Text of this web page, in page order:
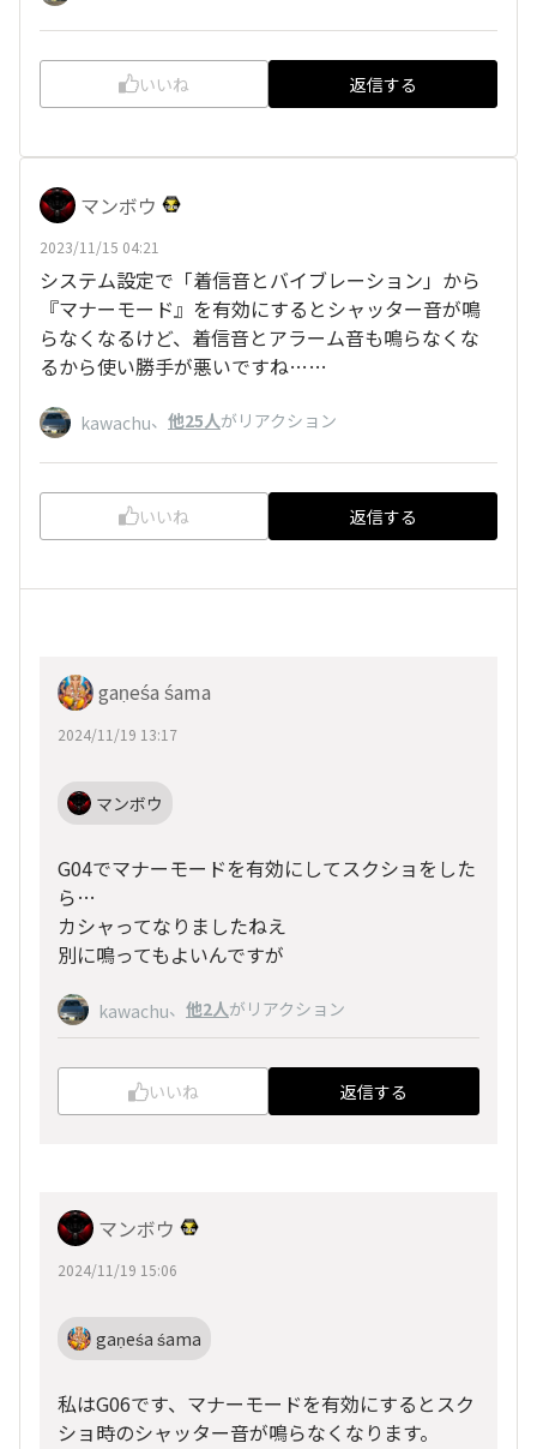
いいね 返信する
マンボウ
2023/11/15 04:21
システム設定で「着信音とバイブレーション」から
『マナーモード』を有効にするとシャッター音が鳴
らなくなるけど、着信音とアラーム音も鳴らなくな
るから使い勝手が悪いですね……
kawachu、 他25人がリアクション
いいね 返信する
gaṇeśa śama
2024/11/19 13:17
マンボウ
G04でマナーモードを有効にしてスクショをした
ら…
カシャってなりましたねえ
別に鳴ってもよいんですが
kawachu、 他2人がリアクション
いいね 返信する
マンボウ
2024/11/19 15:06
gaṇeśa śama
私はG06です、マナーモードを有効にするとスク
ショ時のシャッター音が鳴らなくなります。